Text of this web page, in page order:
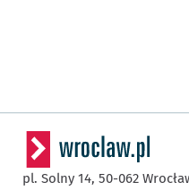
pl. Solny 14, 50-062